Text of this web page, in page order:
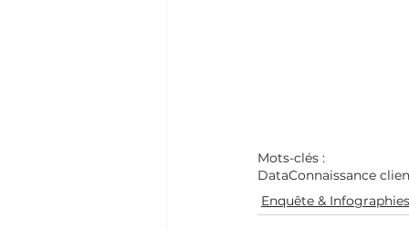
Mots-clés :
DataConnaissance
Enquête & Infographies